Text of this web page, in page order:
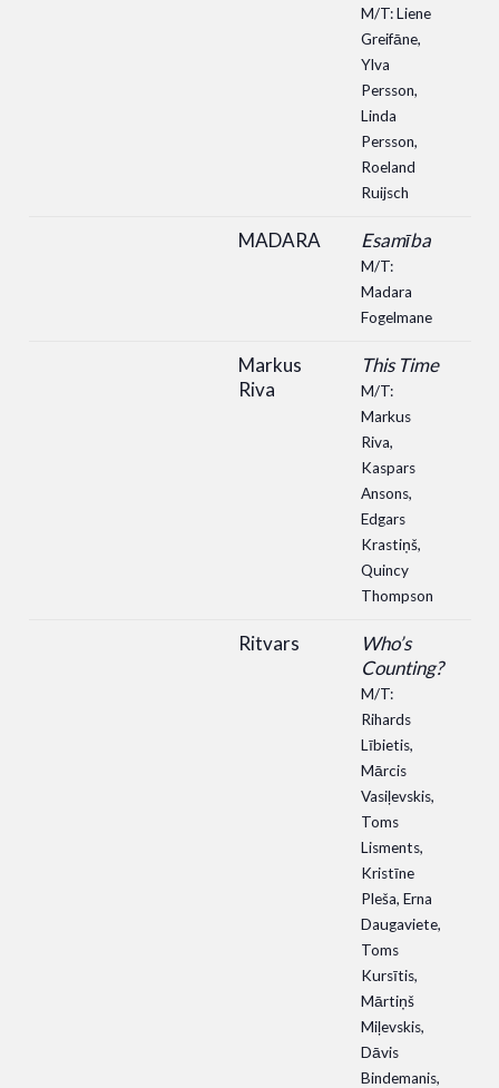
M/T: Liene
Greifāne,
Ylva
Persson,
Linda
Persson,
Roeland
Ruijsch
MADARA Esamība
M/T:
Madara
Fogelmane
Markus
Riva
This Time
M/T:
Markus
Riva,
Kaspars
Ansons,
Edgars
Krastiņš,
Quincy
Thompson
Ritvars
Who’s
Counting?
M/T:
Rihards
Lībietis,
Mārcis
Vasiļevskis,
Toms
Lisments,
Kristīne
Pleša, Erna
Daugaviete,
Toms
Kursītis,
Mārtiņš
Miļevskis,
Dāvis
Bindemanis,